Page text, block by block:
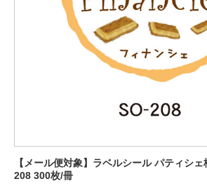
【メール便対象】ラベルシール パティシ
208 300枚/冊